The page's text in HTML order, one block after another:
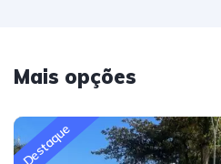
Mais opções
Destaque